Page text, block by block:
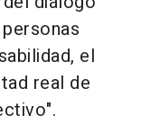
el
real de